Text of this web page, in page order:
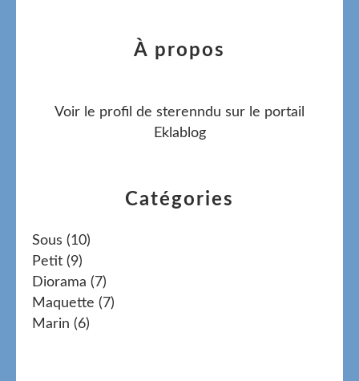
Catégories
Sous (10)
Petit (9)
Diorama (7)
Maquette (7)
Marin (6)
À propos
Voir le profil de sterenndu sur le portail
Eklablog